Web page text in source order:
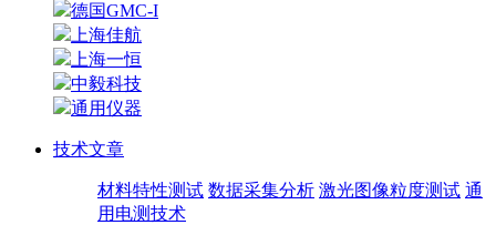
德国GMC-I
上海佳航
上海一恒
中毅科技
通用仪器
技术文章
材料特性测试 数据采集分析 激光图像粒度测试 通
用电测技术